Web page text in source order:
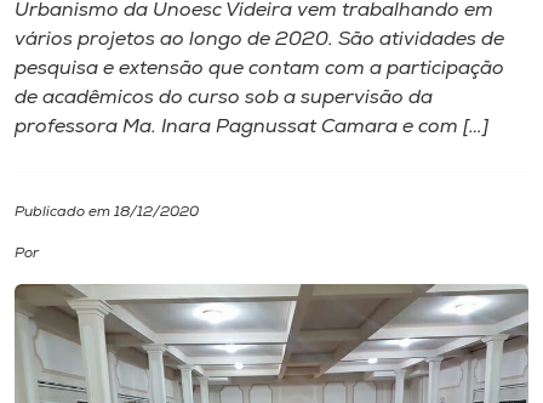
I.nova
Diplomados
Biblioteca
Editora
Urbanismo da Unoesc Videira vem trabalhando em
vários projetos ao longo de 2020. São atividades de
pesquisa e extensão que contam com a participação
de acadêmicos do curso sob a supervisão da
professora Ma. Inara Pagnussat Camara e com […]
Publicado em 18/12/2020
Por